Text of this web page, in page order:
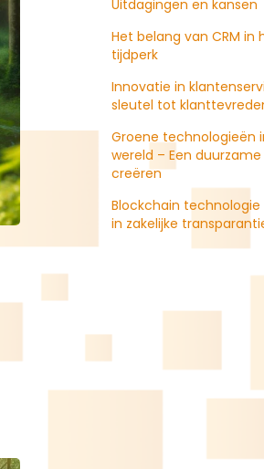
Uitdagingen en kansen
Het belang van CRM in
tijdperk
Innovatie in
sleutel tot
Groene technologieën
wereld – Een
creëren
Blockchain technologie
in zakelijke